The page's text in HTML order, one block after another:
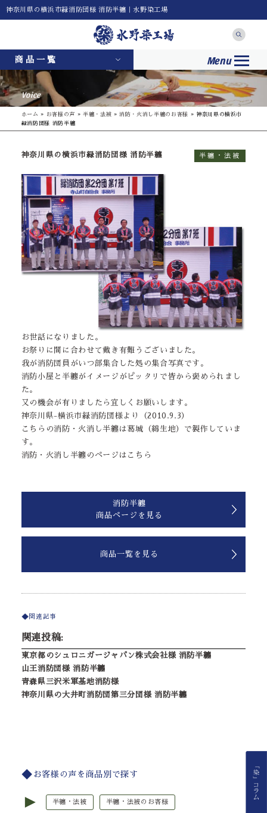
神奈川県の横浜市緑消防団様 消防半纏｜水野染工場
商品一覧 Menu
Voice
ホーム » お客様の声 » 半纏・法被 »消防・火消し半纏のお客様 » 神奈川県の横浜市
緑消防団様 消防半纏
神奈川県の横浜市緑消防団様 消防半纏 半纏・法被
お世話になりました。
お祭りに間に合わせて戴き有難うございました。
我が消防団員がいつ部集合した処の集合写真です。
消防小屋と半纏がイメージがピッタリで皆から褒められまし
た。
又の機会が有りましたら宜しくお願いします。
神奈川県-横浜市緑消防団様より（2010.9.3）
こちらの消防・火消し半纏は葛城（綿生地）で製作していま
す。
消防・火消し半纏のページはこちら
商品一覧を見る
消防半纏
商品ページを見る
関連記事
関連投稿:
東京都のシュロニガージャパン株式会社様 消防半纏
山王消防団様 消防半纏
青森県三沢米軍基地消防様
神奈川県の大井町消防団第三分団様 消防半纏
お客様の声を商品別で探す
► 半纏・法被 半纏・法被のお客様